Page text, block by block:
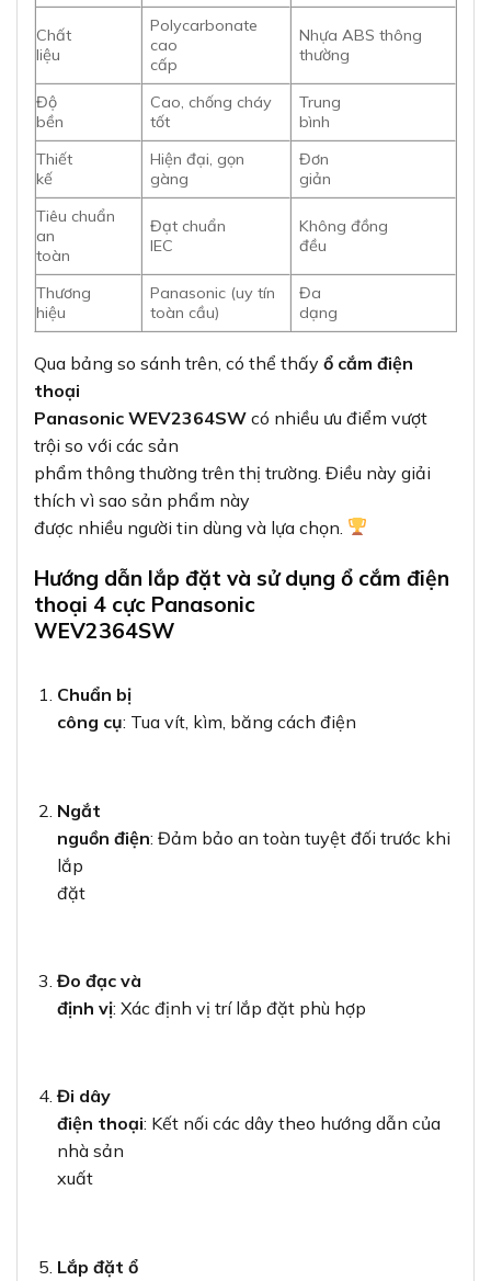
Chất
liệu
Polycarbonate
cao
cấp
Nhựa ABS thông
thường
Độ
bền
Cao, chống cháy
tốt
Trung
bình
Thiết
kế
Hiện đại, gọn
gàng
Đơn
giản
Tiêu chuẩn
an
toàn
Đạt chuẩn
IEC
Không đồng
đều
Thương
hiệu
Panasonic (uy tín
toàn cầu)
Đa
dạng
Qua bảng so sánh trên, có thể thấy ổ cắm điện
thoại
Panasonic WEV2364SW có nhiều ưu điểm vượt
trội so với các sản
phẩm thông thường trên thị trường. Điều này giải
thích vì sao sản phẩm này
được nhiều người tin dùng và lựa chọn.
Hướng dẫn lắp đặt và sử dụng ổ cắm điện
thoại 4 cực Panasonic
WEV2364SW
Chuẩn bị
công cụ: Tua vít, kìm, băng cách điện
Ngắt
nguồn điện: Đảm bảo an toàn tuyệt đối trước khi
lắp
đặt
Đo đạc và
định vị: Xác định vị trí lắp đặt phù hợp
Đi dây
điện thoại: Kết nối các dây theo hướng dẫn của
nhà sản
xuất
Lắp đặt ổ